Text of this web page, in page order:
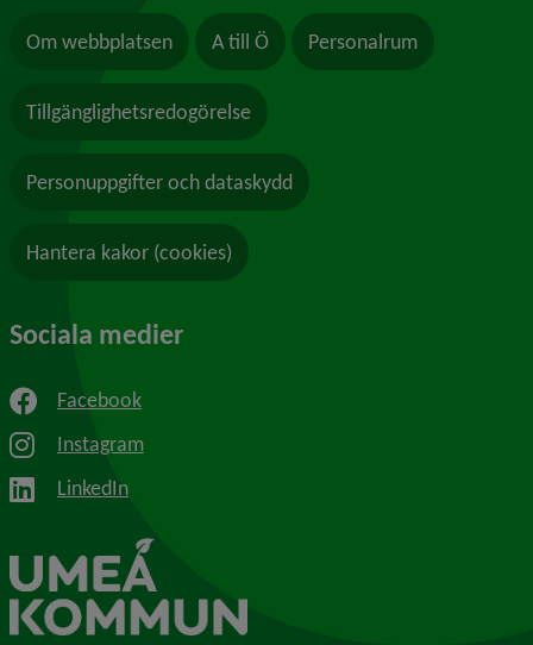
Om webbplatsen A till Ö Personalrum
Tillgänglighetsredogörelse
Personuppgifter och dataskydd
Hantera kakor (cookies)
Sociala medier
Facebook
Instagram
LinkedIn